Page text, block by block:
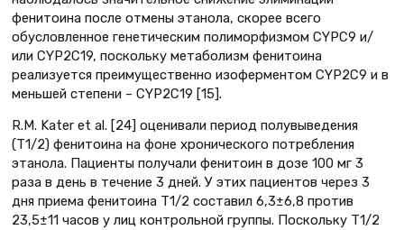
фенитоина после отмены этанола, скорее всего
обусловленное генетическим полиморфизмом CYPC9 и/
или CYP2C19, поскольку метаболизм фенитоина
реализуется преимущественно изоферментом CYP2C9 и в
меньшей степени – CYP2C19 [15].
R.M. Kater et al. [24] оценивали период полувыведения
(Т1/2) фенитоина на фоне хронического потребления
этанола. Пациенты получали фенитоин в дозе 100 мг 3
раза в день в течение 3 дней. У этих пациентов через 3
дня приема фенитоина Т1/2 составил 6,3±6,8 против
23,5±11 часов у лиц контрольной группы. Поскольку Т1/2